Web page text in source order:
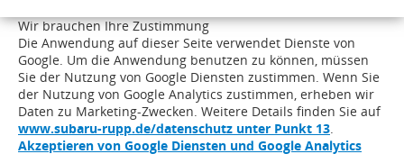
Wir brauchen Ihre Zustimmung
Die Anwendung auf dieser Seite verwendet Dienste von
Google. Um die Anwendung benutzen zu können, müssen
Sie der Nutzung von Google Diensten zustimmen. Wenn Sie
der Nutzung von Google Analytics zustimmen, erheben wir
Daten zu Marketing-Zwecken. Weitere Details finden Sie auf
www.subaru-rupp.de/datenschutz unter Punkt 13.
Akzeptieren von Google Diensten und Google Analytics